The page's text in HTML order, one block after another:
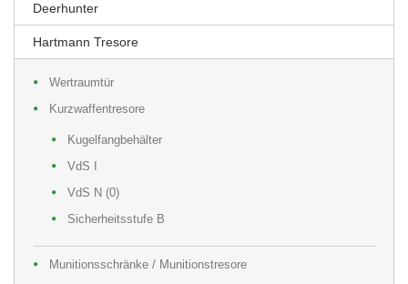
Deerhunter
Hartmann Tresore
Wertraumtür
Kurzwaffentresore
Kugelfangbehälter
VdS I
VdS N (0)
Sicherheitsstufe B
Munitionsschränke / Munitionstresore